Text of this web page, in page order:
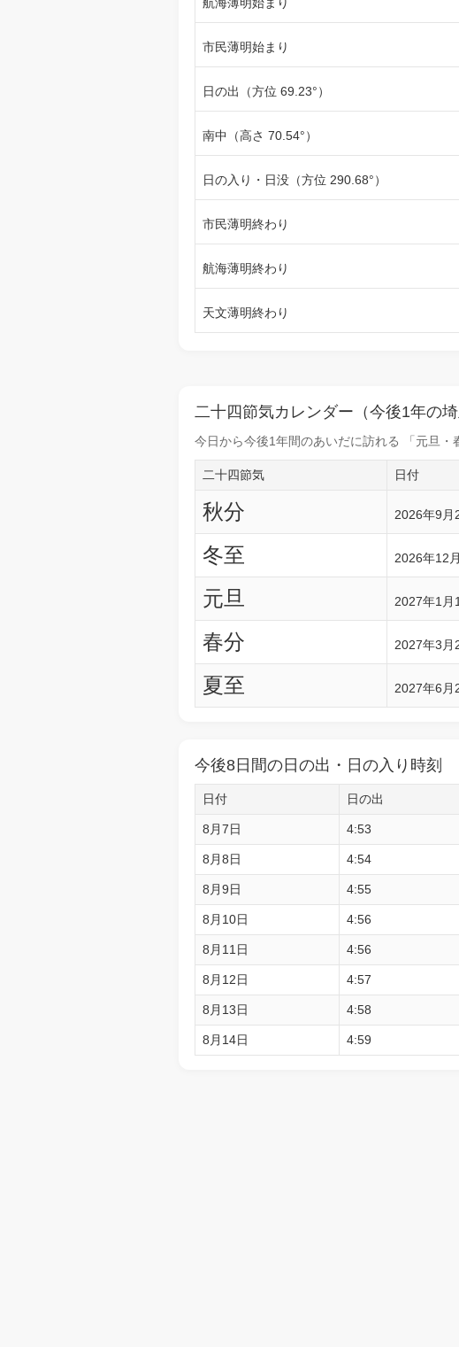
市民薄明始まり
日の出（方位 69.23°）
南中（高さ 70.54°）
日の入り・日没（方位 290.68°）
市民薄明終わり
航海薄明終わり
天文薄明終わり
二十四節気カレンダー（今後1年の埼
今日から今後1年間のあいだに訪れる 「元旦・
二十四節気 日付
秋分 2026年9月
冬至
2026年12
元旦
2027年1月
春分
2027年3月
夏至
2027年6月
今後8日間の日の出・日の入り時刻
日付 日の出
8月7日 4:53
8月8日 4:54
8月9日 4:55
8月10日 4:56
8月11日 4:56
8月12日 4:57
8月13日 4:58
8月14日 4:59